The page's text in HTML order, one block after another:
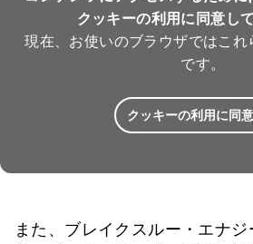
クッキーの利用に同意し
現在、お使いのブラウザではこれ
です。
クッキーの利用に同
また、ブレイクスルー・エナ